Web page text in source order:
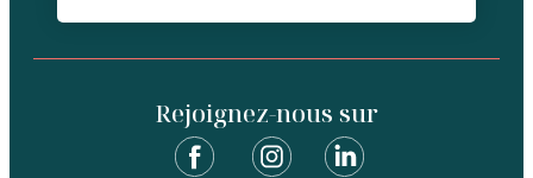
Rejoignez-nous sur